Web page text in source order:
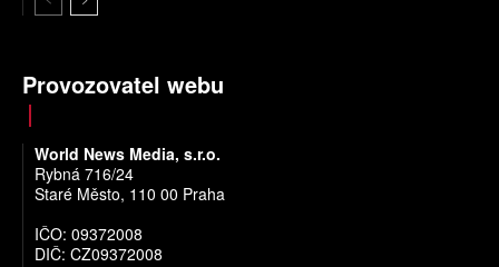
Provozovatel webu
World News Media, s.r.o.
Rybná 716/24
Staré Město, 110 00 Praha
IČO: 09372008
DIČ: CZ09372008